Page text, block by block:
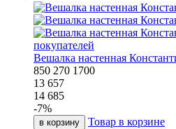
покупателей
Вешалка настенная
850 270 1700
13 657
14 685
-7%
в корзину Товар в корзине